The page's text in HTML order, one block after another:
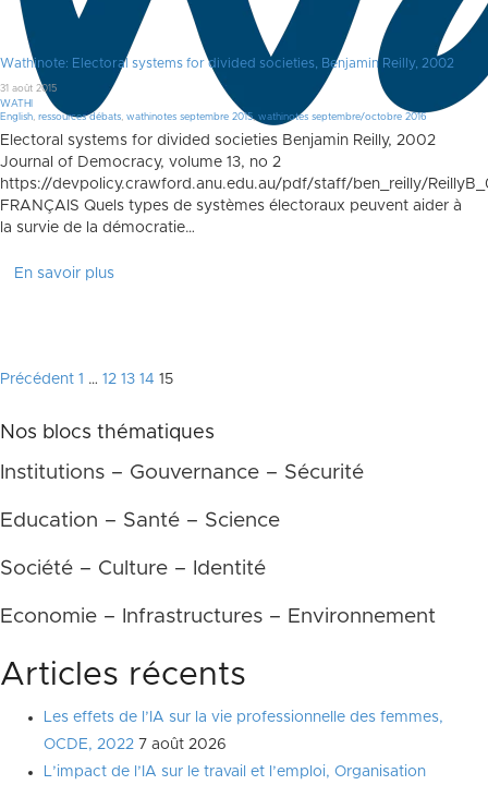
Wathinote: Electoral systems for divided societies, Benjamin Reilly, 2002
31 août 2015
WATHI
English, ressources débats, wathinotes septembre 2015, wathinotes septembre/octobre 2016
Electoral systems for divided societies Benjamin Reilly, 2002
Journal of Democracy, volume 13, no 2
https://devpolicy.crawford.anu.edu.au/pdf/staff/ben_reilly/
FRANÇAIS Quels types de systèmes électoraux peuvent aider à
la survie de la démocratie…
En savoir plus
Pagination
des
publications
Précédent 1 … 12 13 14 15
Nos blocs thématiques
Institutions – Gouvernance – Sécurité
Education – Santé – Science
Société – Culture – Identité
Economie – Infrastructures – Environnement
Articles récents
Les effets de l’IA sur la vie professionnelle des femmes,
OCDE, 2022 7 août 2026
L’impact de l’IA sur le travail et l’emploi, Organisation